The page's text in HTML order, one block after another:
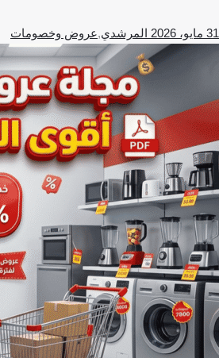
31 مايو، 2026 المرشدي,عروض وخصومات